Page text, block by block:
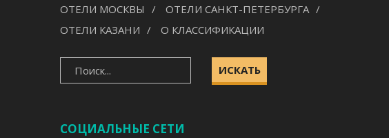
ОТЕЛИ МОСКВЫ
ОТЕЛИ САНКТ-ПЕТЕРБУРГА
ОТЕЛИ КАЗАНИ
О КЛАССИФИКАЦИИ
ИСКАТЬ
СОЦИАЛЬНЫЕ СЕТИ